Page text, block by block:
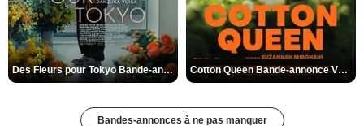
Des Fleurs pour Tokyo Bande-annonce VO STFR Cotton Queen Bande-annonce VO STFR
Bandes-annonces à ne pas manquer